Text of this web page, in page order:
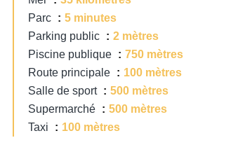
Parc
5 minutes
Parking public
2 mètres
Piscine publique
750 mètres
Route principale
100 mètres
Salle de sport
500 mètres
Supermarché
500 mètres
Taxi
100 mètres